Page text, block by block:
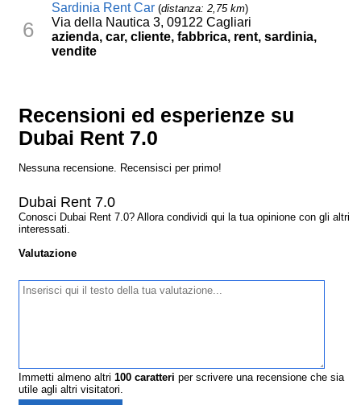
6
Sardinia Rent Car (distanza: 2,75 km)
Via della Nautica 3, 09122 Cagliari
azienda, car, cliente, fabbrica, rent, sardinia,
vendite
Recensioni ed esperienze su
Dubai Rent 7.0
Nessuna recensione. Recensisci per primo!
Dubai Rent 7.0
Conosci Dubai Rent 7.0? Allora condividi qui la tua opinione con gli altri
interessati.
Valutazione
Immetti almeno altri100 caratteri per scrivere una recensione che sia
utile agli altri visitatori.